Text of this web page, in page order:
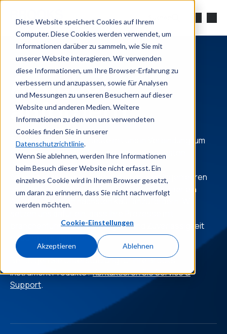
Diese Website speichert Cookies auf Ihrem
Computer. Diese Cookies werden verwendet, um
Informationen darüber zu sammeln, wie Sie mit
unserer Website interagieren. Wir verwenden
diese Informationen, um Ihre Browser-Erfahrung zu
verbessern und anzupassen, sowie für Analysen
und Messungen zu unseren Besuchern auf dieser
Website und anderen Medien. Weitere
Informationen zu den von uns verwendeten
Cookies finden Sie in unserer
Datenschutzrichtlinie.
Wenn Sie ablehnen, werden Ihre Informationen
beim Besuch dieser Website nicht erfasst. Ein
einzelnes Cookie wird in Ihrem Browser gesetzt,
um daran zu erinnern, dass Sie nicht nachverfolgt
werden möchten.
Cookie-Einstellungen
Akzeptieren Ablehnen
Zum Hauptinhalt springen
Angebot
anfordern
Setzen Sie sich noch heute mit uns in Verbindung, um
eine persönliche Vorführung unserer neuesten
Produkte zu vereinbaren, Ihre
Anwendungsanforderungen mit unseren Ingenieuren
und Vertriebsspezialisten zu besprechen oder ein
Angebot für Ihren nächsten Kauf anzufordern. Wir
branchenführender Genauigkeit und Zuverlässigkeit
reibungslos ablaufen.
Benötigen Sie Unterstützung für Ihre Brooks
Instrument Produkte?Kontaktieren Sie Service &
Support.